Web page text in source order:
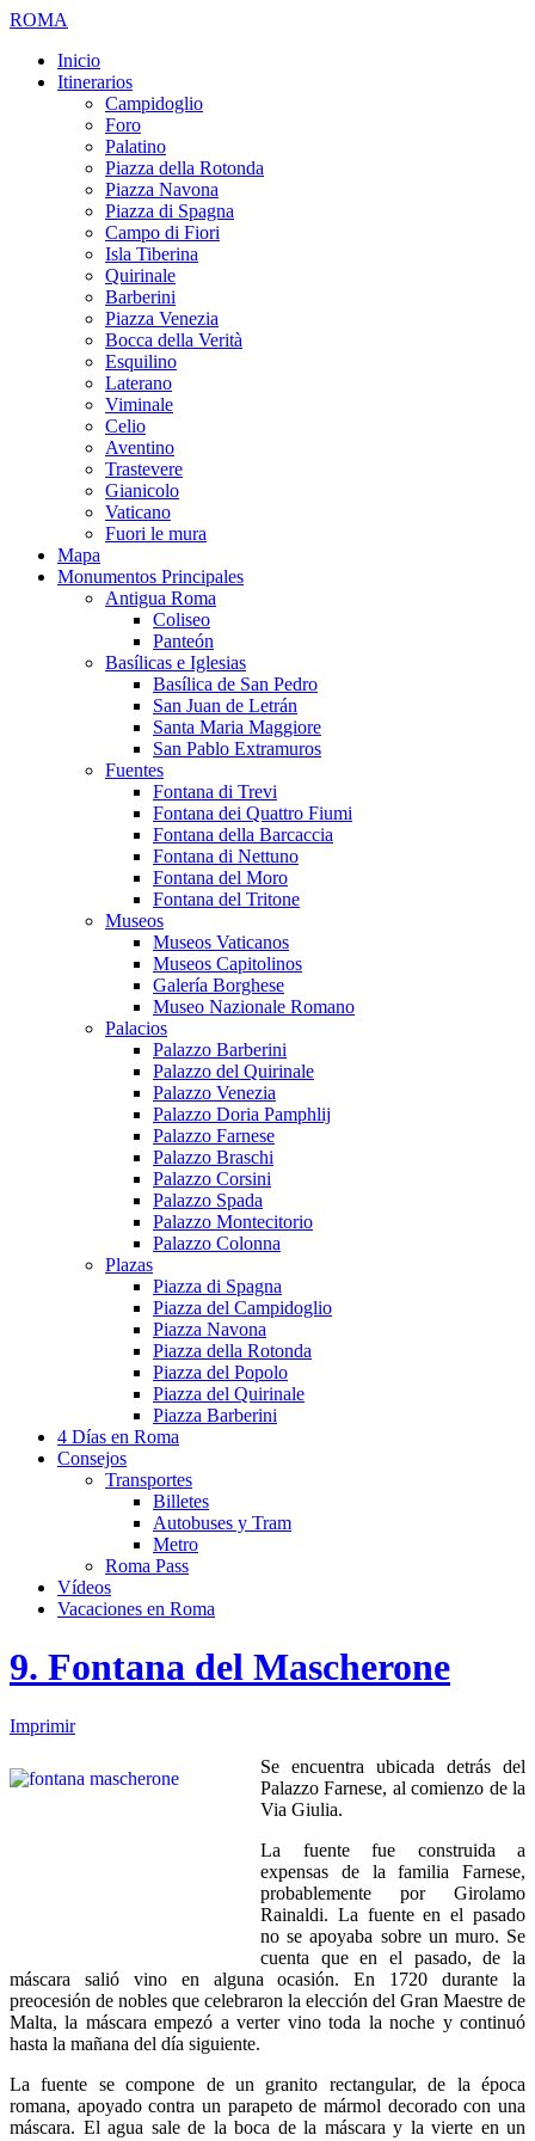
ROMA
Inicio
Itinerarios
Campidoglio
Foro
Palatino
Piazza della Rotonda
Piazza Navona
Piazza di Spagna
Campo di Fiori
Isla Tiberina
Quirinale
Barberini
Piazza Venezia
Bocca della Verità
Esquilino
Laterano
Viminale
Celio
Aventino
Trastevere
Gianicolo
Vaticano
Fuori le mura
Mapa
Monumentos Principales
Antigua Roma
Coliseo
Panteón
Basílicas e Iglesias
Basílica de San Pedro
San Juan de Letrán
Santa Maria Maggiore
San Pablo Extramuros
Fuentes
Fontana di Trevi
Fontana dei Quattro Fiumi
Fontana della Barcaccia
Fontana di Nettuno
Fontana del Moro
Fontana del Tritone
Museos
Museos Vaticanos
Museos Capitolinos
Galería Borghese
Museo Nazionale Romano
Palacios
Palazzo Barberini
Palazzo del Quirinale
Palazzo Venezia
Palazzo Doria Pamphlij
Palazzo Farnese
Palazzo Braschi
Palazzo Corsini
Palazzo Spada
Palazzo Montecitorio
Palazzo Colonna
Plazas
Piazza di Spagna
Piazza del Campidoglio
Piazza Navona
Piazza della Rotonda
Piazza del Popolo
Piazza del Quirinale
Piazza Barberini
4 Días en Roma
Consejos
Transportes
Billetes
Autobuses y Tram
Metro
Roma Pass
Vídeos
Vacaciones en Roma
9. Fontana del Mascherone
Imprimir
Se encuentra ubicada detrás del
Palazzo Farnese, al comienzo de la
Via Giulia.
La fuente fue construida a
expensas de la familia Farnese,
probablemente por Girolamo
Rainaldi. La fuente en el pasado
no se apoyaba sobre un muro. Se
cuenta que en el pasado, de la
máscara salió vino en alguna ocasión. En 1720 durante la
preocesión de nobles que celebraron la elección del Gran Maestre de
Malta, la máscara empezó a verter vino toda la noche y continuó
hasta la mañana del día siguiente.
La fuente se compone de un granito rectangular, de la época
romana, apoyado contra un parapeto de mármol decorado con una
máscara. El agua sale de la boca de la máscara y la vierte en un